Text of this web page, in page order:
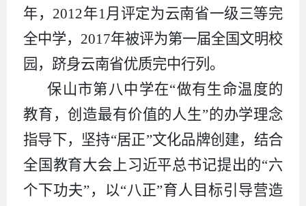
年，2012年1月评定为云南省一级三等完
全中学，2017年被评为第一届全国文明校
园，跻身云南省优质完中行列。
保山市第八中学在“做有生命温度的
教育，创造最有价值的人生”的办学理念
指导下，坚持“居正”文化品牌创建，结合
全国教育大会上习近平总书记提出的“六
个下功夫”，以“八正”育人目标引导营造